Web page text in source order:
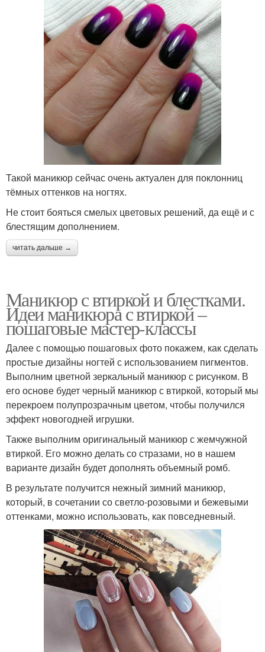
Такой маникюр сейчас очень актуален для поклонниц
тёмных оттенков на ногтях.
Не стоит бояться смелых цветовых решений, да ещё и с
блестящим дополнением.
читать дальше →
Маникюр с втиркой и блестками.
Идеи маникюра с втиркой –
пошаговые мастер-классы
Далее с помощью пошаговых фото покажем, как сделать
простые дизайны ногтей с использованием пигментов.
Выполним цветной зеркальный маникюр с рисунком. В
его основе будет черный маникюр с втиркой, который мы
перекроем полупрозрачным цветом, чтобы получился
эффект новогодней игрушки.
Также выполним оригинальный маникюр с жемчужной
втиркой. Его можно делать со стразами, но в нашем
варианте дизайн будет дополнять объемный ромб.
В результате получится нежный зимний маникюр,
который, в сочетании со светло-розовыми и бежевыми
оттенками, можно использовать, как повседневный.